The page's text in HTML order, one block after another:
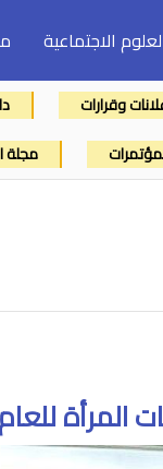
الاجتماعية
وقرارات
مجلة
للعام 2023